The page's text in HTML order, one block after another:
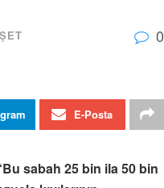
0
E-Posta
sabah 25 bin ila 50 bin